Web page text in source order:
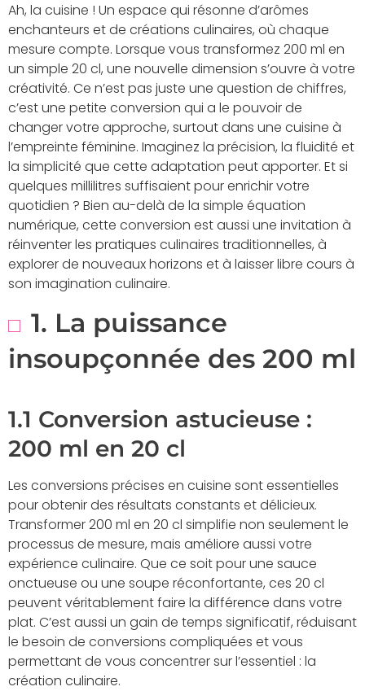
Ah, la cuisine ! Un espace qui résonne d’arômes
enchanteurs et de créations culinaires, où chaque
mesure compte. Lorsque vous transformez 200 ml en
un simple 20 cl, une nouvelle dimension s’ouvre à votre
créativité. Ce n’est pas juste une question de chiffres,
c’est une petite conversion qui a le pouvoir de
changer votre approche, surtout dans une cuisine à
l’empreinte féminine. Imaginez la précision, la fluidité et
la simplicité que cette adaptation peut apporter. Et si
quelques millilitres suffisaient pour enrichir votre
quotidien ? Bien au-delà de la simple équation
numérique, cette conversion est aussi une invitation à
réinventer les pratiques culinaires traditionnelles, à
explorer de nouveaux horizons et à laisser libre cours à
son imagination culinaire.
1. La puissance
insoupçonnée des 200 ml
1.1 Conversion astucieuse :
200 ml en 20 cl
Les conversions précises en cuisine sont essentielles
pour obtenir des résultats constants et délicieux.
Transformer 200 ml en 20 cl simplifie non seulement le
processus de mesure, mais améliore aussi votre
expérience culinaire. Que ce soit pour une sauce
onctueuse ou une soupe réconfortante, ces 20 cl
peuvent véritablement faire la différence dans votre
plat. C’est aussi un gain de temps significatif, réduisant
le besoin de conversions compliquées et vous
permettant de vous concentrer sur l’essentiel : la
création culinaire.